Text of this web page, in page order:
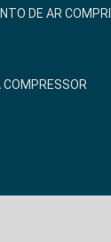
DE AR
COMPRESSOR